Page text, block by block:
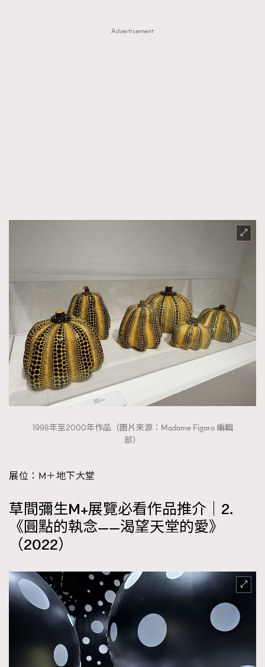
Advertisement
1998年至2000年作品（圖片來源：Madame Figaro 編輯
部）
展位：M＋地下大堂
草間彌生M+展覽必看作品推介｜2.
《圓點的執念——渴望天堂的愛》
（2022）